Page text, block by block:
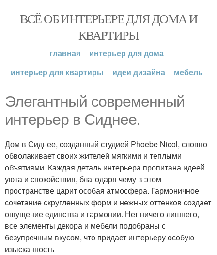
ВСЁ ОБ ИНТЕРЬЕРЕ ДЛЯ ДОМА И
КВАРТИРЫ
главная
интерьер для дома
интерьер для квартиры
идеи дизайна мебель
Элегантный современный
интерьер в Сиднее.
Дом в Сиднее, созданный студией Phoebe Nicol, словно
обволакивает своих жителей мягкими и теплыми
объятиями. Каждая деталь интерьера пропитана идеей
уюта и спокойствия, благодаря чему в этом
пространстве царит особая атмосфера. Гармоничное
сочетание скругленных форм и нежных оттенков создает
ощущение единства и гармонии. Нет ничего лишнего,
все элементы декора и мебели подобраны с
безупречным вкусом, что придает интерьеру особую
изысканность